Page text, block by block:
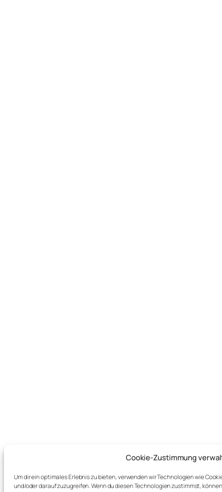
Cookie-Zustimmung
Um dir ein optimales Erlebnis zu bieten, verwenden wir Technologien wie
und/oder darauf zuzugreifen. Wenn du diesen Technologien zustimmst,